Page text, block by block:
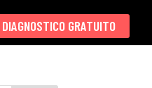
DIAGNOSTICO GRATUITO